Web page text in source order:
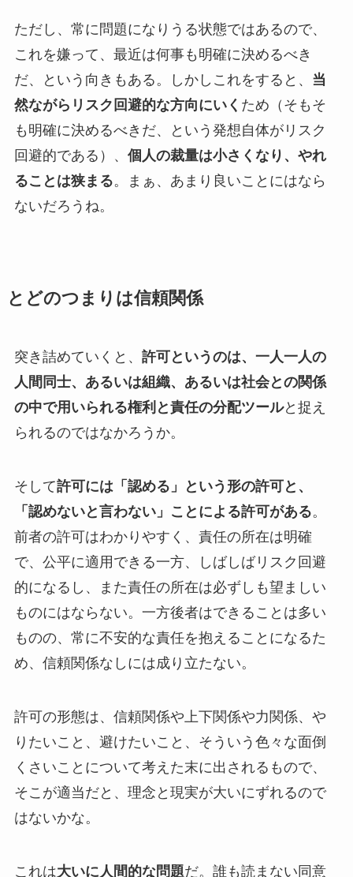
ただし、常に問題になりうる状態ではあるので、
これを嫌って、最近は何事も明確に決めるべき
だ、という向きもある。しかしこれをすると、 当
然ながらリスク回避的な方向にいく ため（そもそ
も明確に決めるべきだ、という発想自体がリスク
回避的である）、 個人の裁量は小さくなり、やれ
ることは狭まる。まぁ、あまり良いことにはなら
ないだろうね。
とどのつまりは信頼関係
突き詰めていくと、 許可というのは、一人一人の
人間同士、あるいは組織、あるいは社会との関係
の中で用いられる権利と責任の分配ツールと捉え
られるのではなかろうか。
そして許可には「認める」という形の許可と、
「認めないと言わない」ことによる許可がある。
前者の許可はわかりやすく、責任の所在は明確
で、公平に適用できる一方、しばしばリスク回避
的になるし、また責任の所在は必ずしも望ましい
ものにはならない。一方後者はできることは多い
ものの、常に不安的な責任を抱えることになるた
め、信頼関係なしには成り立たない。
許可の形態は、信頼関係や上下関係や力関係、や
りたいこと、避けたいこと、そういう色々な面倒
くさいことについて考えた末に出されるもので、
そこが適当だと、理念と現実が大いにずれるので
はないかな。
これは大いに人間的な問題だ。誰も読まない同意